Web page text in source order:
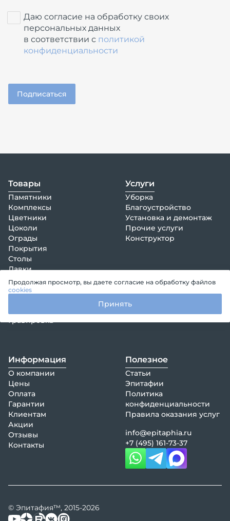
Даю согласие на обработку своих
персональных данных
в соответствии с политикой
конфиденциальности
Товары
Памятники
Комплексы
Цветники
Цоколи
Ограды
Покрытия
Столы
Лавки
Кресты
Венки, композиции
Гравировка
Услуги
Уборка
Благоустройство
Установка и демонтаж
Прочие услуги
Конструктор
Информация
О компании
Цены
Оплата
Гарантии
Клиентам
Акции
Отзывы
Контакты
Полезное
Статьи
Эпитафии
Политика
конфиденциальности
Правила оказания услуг
info@epitaphia.ru
+7 (495) 161-73-37
© Эпитафия™, 2015-2026
Продолжая просмотр, вы даете согласие на обработку файлов
cookies
Принять